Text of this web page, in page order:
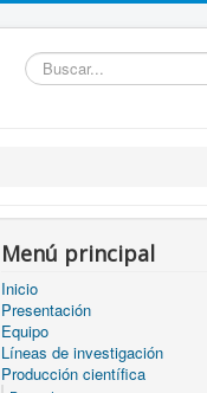
Buscar...
Menú principal
Inicio
Presentación
Equipo
Líneas de investigación
Producción científica